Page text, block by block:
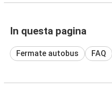
In questa pagina
Fermate autobus FAQ